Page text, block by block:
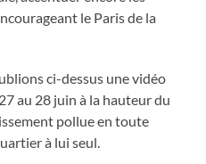
le Paris de la
ci-dessus une vidéo
au 28 juin à la hauteur du
pollue en toute
à lui seul.